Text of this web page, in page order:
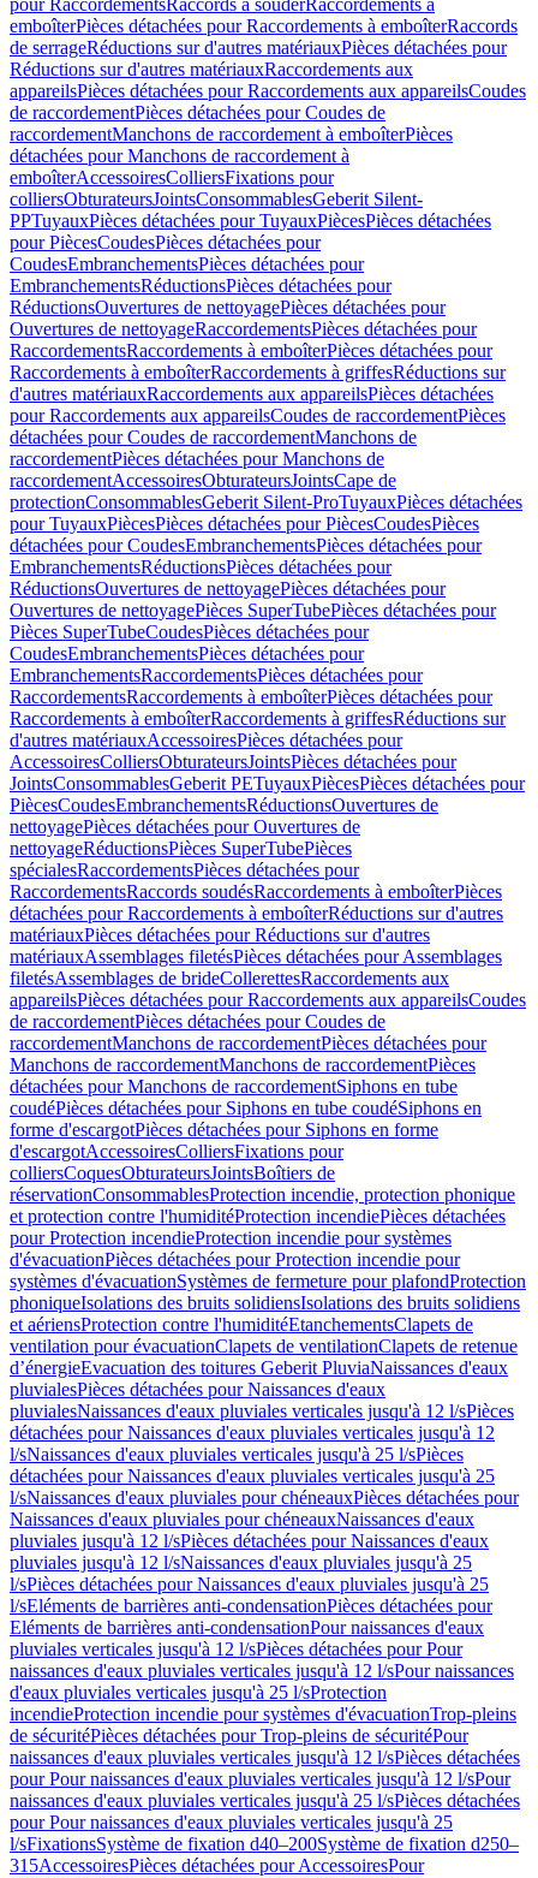
pour RaccordementsRaccords à souderRaccordements à
emboîterPièces détachées pour Raccordements à emboîterRaccords
de serrageRéductions sur d'autres matériauxPièces détachées pour
Réductions sur d'autres matériauxRaccordements aux
appareilsPièces détachées pour Raccordements aux appareilsCoudes
de raccordementPièces détachées pour Coudes de
raccordementManchons de raccordement à emboîterPièces
détachées pour Manchons de raccordement à
emboîterAccessoiresColliersFixations pour
colliersObturateursJointsConsommablesGeberit Silent-
PPTuyauxPièces détachées pour TuyauxPiècesPièces détachées
pour PiècesCoudesPièces détachées pour
CoudesEmbranchementsPièces détachées pour
EmbranchementsRéductionsPièces détachées pour
RéductionsOuvertures de nettoyagePièces détachées pour
Ouvertures de nettoyageRaccordementsPièces détachées pour
RaccordementsRaccordements à emboîterPièces détachées pour
Raccordements à emboîterRaccordements à griffesRéductions sur
d'autres matériauxRaccordements aux appareilsPièces détachées
pour Raccordements aux appareilsCoudes de raccordementPièces
détachées pour Coudes de raccordementManchons de
raccordementPièces détachées pour Manchons de
raccordementAccessoiresObturateursJointsCape de
protectionConsommablesGeberit Silent-ProTuyauxPièces détachées
pour TuyauxPiècesPièces détachées pour PiècesCoudesPièces
détachées pour CoudesEmbranchementsPièces détachées pour
EmbranchementsRéductionsPièces détachées pour
RéductionsOuvertures de nettoyagePièces détachées pour
Ouvertures de nettoyagePièces SuperTubePièces détachées pour
Pièces SuperTubeCoudesPièces détachées pour
CoudesEmbranchementsPièces détachées pour
EmbranchementsRaccordementsPièces détachées pour
RaccordementsRaccordements à emboîterPièces détachées pour
Raccordements à emboîterRaccordements à griffesRéductions sur
d'autres matériauxAccessoiresPièces détachées pour
AccessoiresColliersObturateursJointsPièces détachées pour
JointsConsommablesGeberit PETuyauxPiècesPièces détachées pour
PiècesCoudesEmbranchementsRéductionsOuvertures de
nettoyagePièces détachées pour Ouvertures de
nettoyageRéductionsPièces SuperTubePièces
spécialesRaccordementsPièces détachées pour
RaccordementsRaccords soudésRaccordements à emboîterPièces
détachées pour Raccordements à emboîterRéductions sur d'autres
matériauxPièces détachées pour Réductions sur d'autres
matériauxAssemblages filetésPièces détachées pour Assemblages
filetésAssemblages de brideCollerettesRaccordements aux
appareilsPièces détachées pour Raccordements aux appareilsCoudes
de raccordementPièces détachées pour Coudes de
raccordementManchons de raccordementPièces détachées pour
Manchons de raccordementManchons de raccordementPièces
détachées pour Manchons de raccordementSiphons en tube
coudéPièces détachées pour Siphons en tube coudéSiphons en
forme d'escargotPièces détachées pour Siphons en forme
d'escargotAccessoiresColliersFixations pour
colliersCoquesObturateursJointsBoîtiers de
réservationConsommablesProtection incendie, protection phonique
et protection contre l'humiditéProtection incendiePièces détachées
pour Protection incendieProtection incendie pour systèmes
d'évacuationPièces détachées pour Protection incendie pour
systèmes d'évacuationSystèmes de fermeture pour plafondProtection
phoniqueIsolations des bruits solidiensIsolations des bruits solidiens
et aériensProtection contre l'humiditéEtanchementsClapets de
ventilation pour évacuationClapets de ventilationClapets de retenue
d’énergieEvacuation des toitures Geberit PluviaNaissances d'eaux
pluvialesPièces détachées pour Naissances d'eaux
pluvialesNaissances d'eaux pluviales verticales jusqu'à 12 l/sPièces
détachées pour Naissances d'eaux pluviales verticales jusqu'à 12
l/sNaissances d'eaux pluviales verticales jusqu'à 25 l/sPièces
détachées pour Naissances d'eaux pluviales verticales jusqu'à 25
l/sNaissances d'eaux pluviales pour chéneauxPièces détachées pour
Naissances d'eaux pluviales pour chéneauxNaissances d'eaux
pluviales jusqu'à 12 l/sPièces détachées pour Naissances d'eaux
pluviales jusqu'à 12 l/sNaissances d'eaux pluviales jusqu'à 25
l/sPièces détachées pour Naissances d'eaux pluviales jusqu'à 25
l/sEléments de barrières anti-condensationPièces détachées pour
Eléments de barrières anti-condensationPour naissances d'eaux
pluviales verticales jusqu'à 12 l/sPièces détachées pour Pour
naissances d'eaux pluviales verticales jusqu'à 12 l/sPour naissances
d'eaux pluviales verticales jusqu'à 25 l/sProtection
incendieProtection incendie pour systèmes d'évacuationTrop-pleins
de sécuritéPièces détachées pour Trop-pleins de sécuritéPour
naissances d'eaux pluviales verticales jusqu'à 12 l/sPièces détachées
pour Pour naissances d'eaux pluviales verticales jusqu'à 12 l/sPour
naissances d'eaux pluviales verticales jusqu'à 25 l/sPièces détachées
pour Pour naissances d'eaux pluviales verticales jusqu'à 25
l/sFixationsSystème de fixation d40–200Système de fixation d250–
315AccessoiresPièces détachées pour AccessoiresPour